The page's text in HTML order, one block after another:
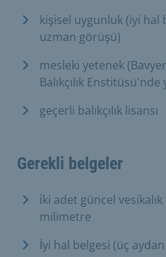
kişisel uygunluk (iyi hal
uzman görüşü)
mesleki yetenek
Balıkçılık
geçerli balıkçılık lisansı
Gerekli belgeler
i̇ki adet güncel
milimetre
İyi hal belgesi (üç